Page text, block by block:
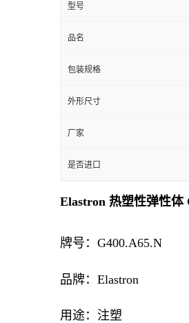
型号
品名
包装规格
外形尺寸
厂家
是否进口
Elastron 热塑性弹性体
牌号：G400.A65.N
品牌：Elastron
用途：注塑